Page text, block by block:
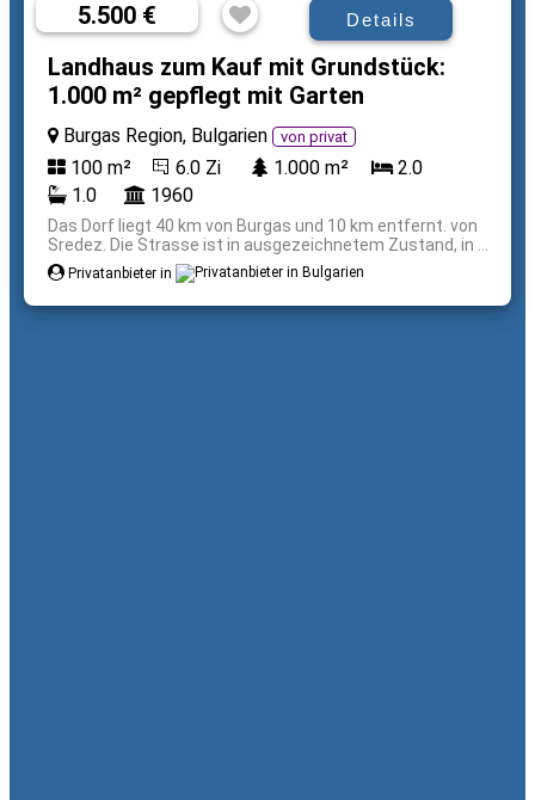
5.500 € Details
Landhaus zum Kauf mit Grundstück:
1.000 m² gepflegt mit Garten
Burgas Region, Bulgarien von privat
100 m² 6.0 Zi 1.000 m²
2.0
1.0
1960
Das Dorf liegt 40 km von Burgas und 10 km entfernt. von
Sredez. Die Strasse ist in ausgezeichnetem Zustand, in ...
Privatanbieter in